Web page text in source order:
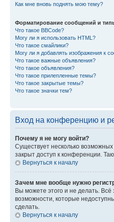
Как мне вновь поднять мою тему?
Форматирование сообщений и
Что такое BBCode?
Могу ли я использовать HTML?
Что такое смайлики?
Могу ли я добавлять изображения к
Что такое важные объявления?
Что такое объявления?
Что такое прилепленные темы?
Что такое закрытые темы?
Что такое значки тем?
Вход на конференцию и
Почему я не могу войти?
Существует несколько
закрыт доступ к конференции.
Вернуться к началу
Зачем мне вообще нужно
Вы можете этого и не делать.
возможности, которые
сделать.
Вернуться к началу